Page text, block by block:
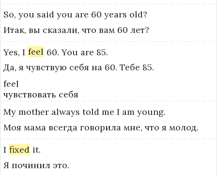
So, you said you are 60 years old?
Итак, вы сказали, что вам 60 лет?
Yes, I feel 60. You are 85.
Да, я чувствую себя на 60. Тебе 85.
feel
чувствовать себя
My mother always told me I am young.
Моя мама всегда говорила мне, что я молод.
I fixed it.
Я починил это.